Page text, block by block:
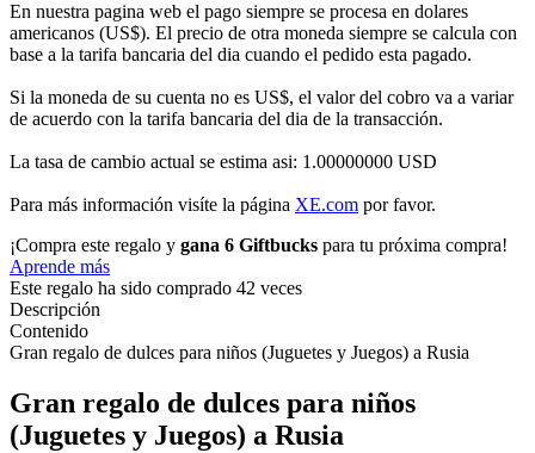
En nuestra pagina web el pago siempre se procesa en dolares
americanos (US$). El precio de otra moneda siempre se calcula con
base a la tarifa bancaria del dia cuando el pedido esta pagado.
Si la moneda de su cuenta no es US$, el valor del cobro va a variar
de acuerdo con la tarifa bancaria del dia de la transacción.
La tasa de cambio actual se estima asi: 1.00000000 USD
Para más información visíte la página XE.com por favor.
¡Compra este regalo y gana 6 Giftbucks para tu próxima compra!
Aprende más
Este regalo ha sido comprado 42 veces
Descripción
Contenido
Gran regalo de dulces para niños (Juguetes y Juegos) a Rusia
Gran regalo de dulces para niños
(Juguetes y Juegos) a Rusia